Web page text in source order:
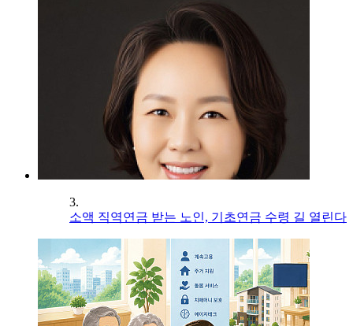
3.
소액 직역연금 받는 노인, 기초연금 수령 길 열린다